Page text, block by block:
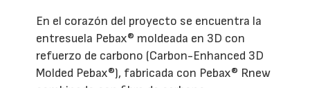
En el corazón del proyecto se encuentra la
entresuela Pebax® moldeada en 3D con
refuerzo de carbono (Carbon-Enhanced 3D
Molded Pebax®), fabricada con Pebax® Rnew